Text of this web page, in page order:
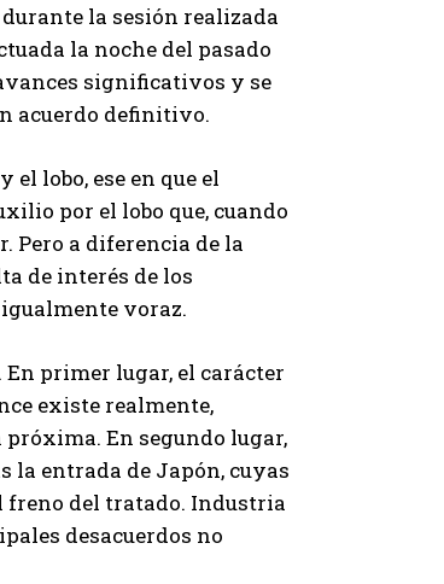
la sesión realizada
la noche del pasado
significativos y se
acuerdo definitivo.
el lobo, ese en que el
por el lobo que, cuando
Pero a diferencia de la
de interés de los
voraz.
primer lugar, el carácter
existe realmente,
En segundo lugar,
la entrada de Japón, cuyas
freno del tratado. Industria
desacuerdos no